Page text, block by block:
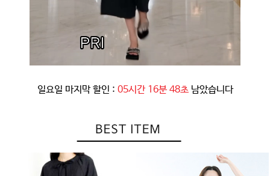
일요일 마지막 할인 : 05시간 16분 44초 남았습니다